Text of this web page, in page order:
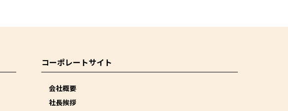
コーポレートサイト
会社概要
社長挨拶